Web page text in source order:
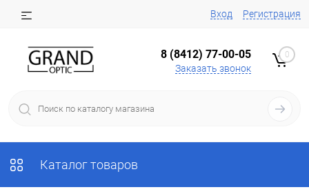
Вход Регистрация
8 (8412) 77-00-05
Заказать звонок
0
Каталог товаров